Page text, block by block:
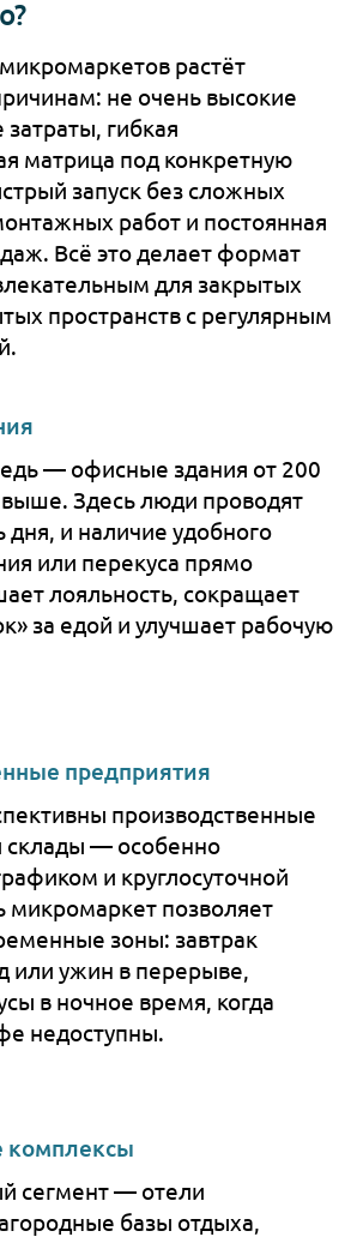
растёт
не очень высокие
гибкая
матрица под конкретную
запуск без сложных
работ и постоянная
Всё это делает формат
для закрытых
пространств с регулярным
— офисные здания от 200
выше. Здесь люди проводят
дня, и наличие удобного
или перекуса прямо
лояльность, сокращает
за едой и улучшает рабочую
предприятия
производственные
склады — особенно
и круглосуточной
микромаркет позволяет
зоны: завтрак
или ужин в перерыве,
в ночное время, когда
недоступны.
сегмент — отели
базы отдыха,